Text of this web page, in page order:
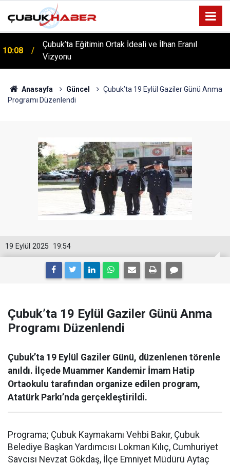
10:08
Çubuk’ta Eğitimin Ortak İdeali ve İlhan Eranıl
Vizyonu
12:06
ÇUBUK’TA ‘YAZA MERHABA’ COŞKUSU: Kursiyerler
Gönüllerince Eğlendi!
Anasayfa Güncel
Çubuk’ta 19 Eylül Gaziler Günü Anma
Programı Düzenlendi
19:54
19 Eylül 2025
Çubuk’ta 19 Eylül Gaziler Günü Anma
Programı Düzenlendi
Çubuk’ta 19 Eylül Gaziler Günü, düzenlenen törenle
anıldı. İlçede Muammer Kandemir İmam Hatip
Ortaokulu tarafından organize edilen program,
Atatürk Parkı’nda gerçekleştirildi.
Programa; Çubuk Kaymakamı Vehbi Bakır, Çubuk
Belediye Başkan Yardımcısı Lokman Kılıç, Cumhuriyet
Savcısı Nevzat Gökdaş, İlçe Emniyet Müdürü Aytaç